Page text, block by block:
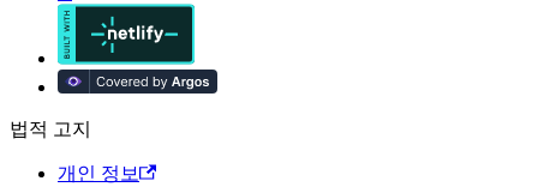
법적 고지
개인 정보